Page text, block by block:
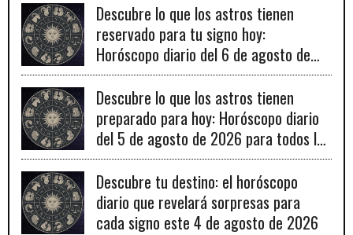
Descubre lo que los astros tienen
reservado para tu signo hoy:
Horóscopo diario del 6 de agosto de
2026
Descubre lo que los astros tienen
preparado para hoy: Horóscopo diario
del 5 de agosto de 2026 para todos los
signos zodiacales.
Descubre tu destino: el horóscopo
diario que revelará sorpresas para
cada signo este 4 de agosto de 2026